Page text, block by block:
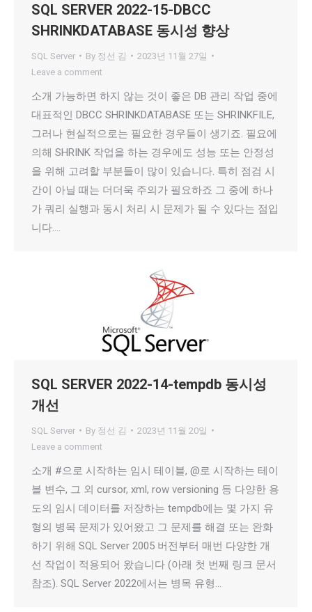
SQL SERVER 2022-15-DBCC
SHRINKDATABASE 동시성 향상
SQL Server By 정선 김
2023년 11월 27일
Leave a comment
소개 가능하면 하지 않는 것이 좋은 DB 관리 작업 중에
대표적인 DBCC SHRINKDATABASE 또는 SHRINKFILE,
그러나 현실적으로는 필요한 경우들이 생기죠. 필요에
의해 SHRINK 작업을 하는 경우에도 성능 또는 안정성
을 위해 고려할 부분들이 많이 있습니다. 특히 점검 시
간이 아닐 때는 더더욱 주의가 필요하죠 그 중에 하나
가 쿼리 실행과 동시 처리 시 문제가 될 수 있다는 점입
니다.…
SQL SERVER 2022-14-tempdb 동시성
개선
SQL Server By 정선 김
2023년 11월 20일
Leave a comment
소개 #으로 시작하는 임시 테이블, @로 시작하는 테이
블 변수, 그 외 cursor, xml, row versioning 등 다양한 용
도의 임시 데이터를 저장하는 tempdb에는 몇 가지 유
형의 병목 문제가 있어왔고 그 문제를 해결 또는 완화
하기 위해 SQL Server 2005 버전부터 매번 다양한 개
선 작업이 적용되어 왔습니다 (아래 첫 번째 링크 문서
참조). SQL Server 2022에서는 병목 유형…